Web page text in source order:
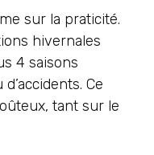
sur la praticité.
hivernales
4 saisons
Ce
tant sur le